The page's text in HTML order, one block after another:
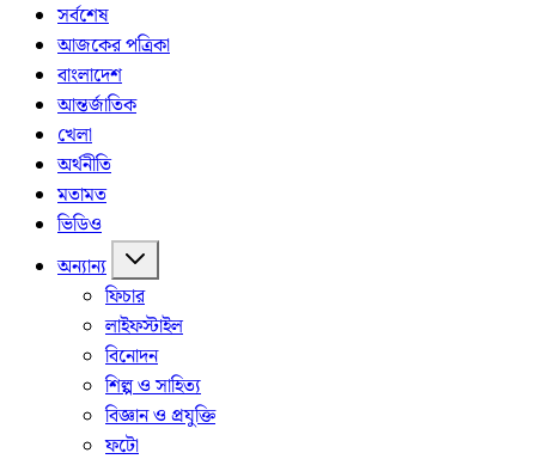
সর্বশেষ
আজকের পত্রিকা
বাংলাদেশ
আন্তর্জাতিক
খেলা
অর্থনীতি
মতামত
ভিডিও
অন্যান্য
ফিচার
লাইফস্টাইল
বিনোদন
শিল্প ও সাহিত্য
বিজ্ঞান ও প্রযুক্তি
ফটো